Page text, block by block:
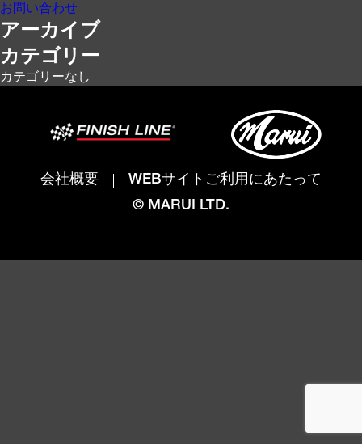
お問い合わせ
アーカイブ
カテゴリー
カテゴリーなし
会社概要
WEBサイトご利用にあたって
© MARUI LTD.